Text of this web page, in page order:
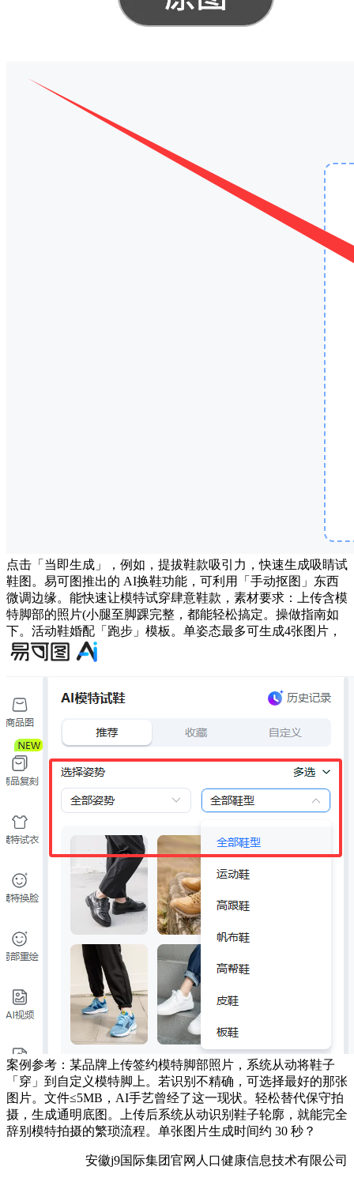
点击「当即生成」，例如，提拔鞋款吸引力，快速生成吸睛试
鞋图。易可图推出的 AI换鞋功能，可利用「手动抠图」东西
微调边缘。能快速让模特试穿肆意鞋款，素材要求：上传含模
特脚部的照片(小腿至脚踝完整，都能轻松搞定。操做指南如
下。活动鞋婚配「跑步」模板。单姿态最多可生成4张图片，
案例参考：某品牌上传签约模特脚部照片，系统从动将鞋子
「穿」到自定义模特脚上。若识别不精确，可选择最好的那张
图片。文件≤5MB，AI手艺曾经了这一现状。轻松替代保守拍
摄，生成通明底图。上传后系统从动识别鞋子轮廓，就能完全
辞别模特拍摄的繁琐流程。单张图片生成时间约 30 秒？
安徽j9国际集团官网人口健康信息技术有限公司